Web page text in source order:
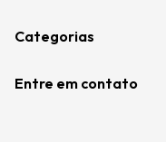
Categorias
Entre em contato